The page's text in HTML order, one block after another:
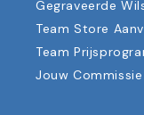
Gegraveerde
Team Store
Team
Jouw